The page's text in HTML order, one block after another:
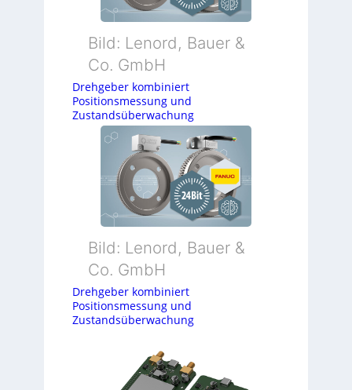
Bild: Lenord, Bauer &
Co. GmbH
Drehgeber kombiniert
Positionsmessung und
Zustandsüberwachung
Bild: Lenord, Bauer &
Co. GmbH
Drehgeber kombiniert
Positionsmessung und
Zustandsüberwachung